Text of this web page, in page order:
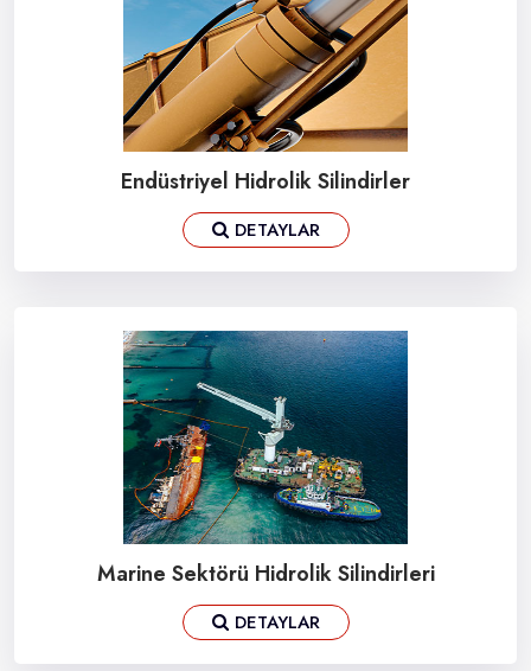
Endüstriyel Hidrolik Silindirler
DETAYLAR
Marine Sektörü Hidrolik Silindirleri
DETAYLAR